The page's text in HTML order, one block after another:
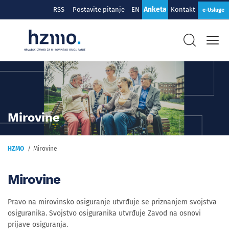
RSS Postavite pitanje EN Anketa Kontakt e-Usluge
Mirovine
HZMO Mirovine
Mirovine
Pravo na mirovinsko osiguranje utvrđuje se priznanjem svojstva
osiguranika. Svojstvo osiguranika utvrđuje Zavod na osnovi
prijave osiguranja.